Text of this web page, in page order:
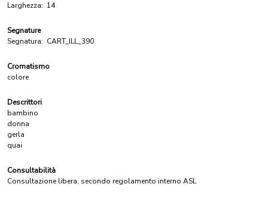
Larghezza: 14
Segnature
Segnatura: CART_ILL_390
Cromatismo
colore
Descrittori
bambino
donna
gerla
quai
Consultabilità
Consultazione libera, secondo regolamento interno ASL